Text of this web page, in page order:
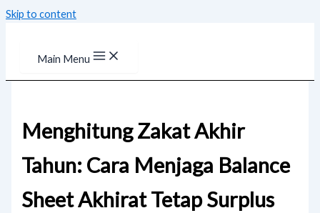
Skip to content
Main Menu
Menghitung Zakat Akhir
Tahun: Cara Menjaga Balance
Sheet Akhirat Tetap Surplus